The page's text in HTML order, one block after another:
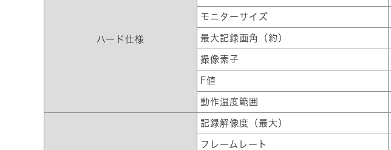
ハード仕様
モニターサイズ
最大記録画角（約）
撮像素子
F値
動作温度範囲
記録解像度（最大）
フレームレート